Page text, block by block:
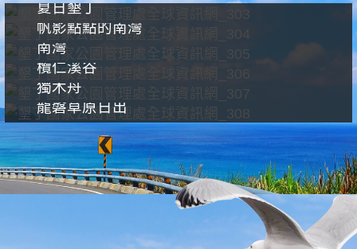
夏日墾丁
帆影點點的南灣
南灣
欖仁溪谷
獨木舟
龍磐草原日出